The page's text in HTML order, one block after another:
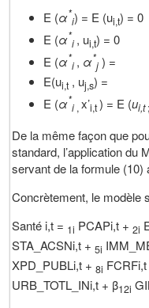
E (α*
i) = E (ui,t) = 0
E (α*
i , ui,t) = 0
E (α*
i , α*
j) =
E(ui,t, uj,s) =
E (α*
i,x’i,t) = E (ui,t
De la même façon que
standard, l’application du
servant de la formule
Concrètement, le modèle
Santé i,t = 1i PCAPi,t +2i
STA_ACSNi,t +5i
XPD_PUBLi,t +8i
URB_TOTL_INi,t + β12i